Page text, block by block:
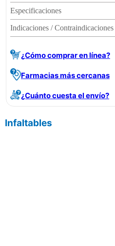
Especificaciones
Indicaciones / Contraindicaciones
¿Cómo comprar en línea?
Farmacias más cercanas
¿Cuánto cuesta el envío?
Infaltables